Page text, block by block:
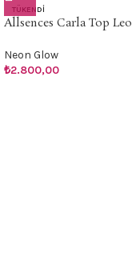
TÜKENDI
Allsences Carla Top
Neon Glow
₺2.800,00